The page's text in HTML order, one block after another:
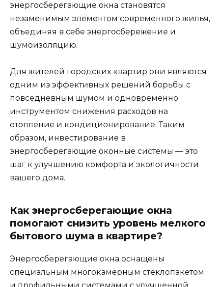
энергосберегающие окна становятся
незаменимым элементом современного жилья,
объединяя в себе энергосбережение и
шумоизоляцию.
Для жителей городских квартир они являются
одним из эффективных решений борьбы с
повседневным шумом и одновременно
инструментом снижения расходов на
отопление и кондиционирование. Таким
образом, инвестирование в
энергосберегающие оконные системы — это
шаг к улучшению комфорта и экологичности
вашего дома.
Как энергосберегающие окна
помогают снизить уровень мелкого
бытового шума в квартире?
Энергосберегающие окна оснащены
специальным многокамерным стеклопакетом